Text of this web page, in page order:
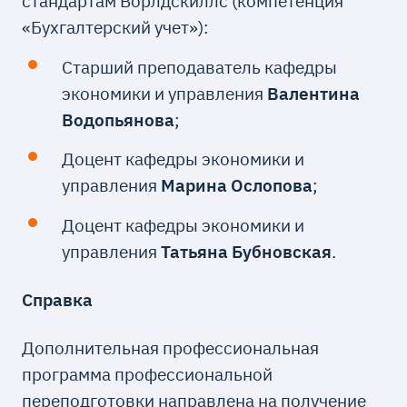
«Бухгалтерский учет»):
Старший преподаватель кафедры
экономики и управления Валентина
Водопьянова;
Доцент кафедры экономики и
управления Марина Ослопова;
Доцент кафедры экономики и
управления Татьяна Бубновская.
Справка
Дополнительная профессиональная
программа профессиональной
переподготовки направлена на получение